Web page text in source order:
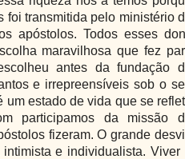
foi transmitida pelo ministério
apóstolos. Todos esses
maravilhosa que fez
antes da fundação
e irrepreensíveis sob o
um estado de vida que se
participamos da missão
fizeram. O grande
e individualista. Viver